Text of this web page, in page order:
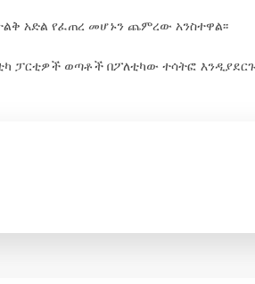
አድል የፈጠረ መሆኑን ጨምረው አንስተዋል፡፡
ፓርቲዎች ወጣቶች በፖለቲካው ተሳትፎ